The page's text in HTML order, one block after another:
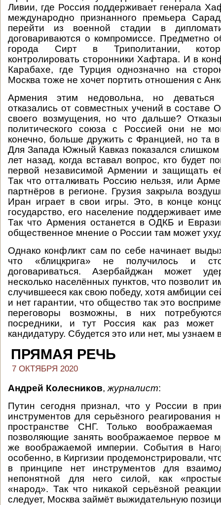
Ливии, где Россия поддерживает генерала
международно признанного премьера
перейти из военной стадии в
договариваются о компромиссе. Предметно
города Сирт в Триполитании,
контролировать сторонники Хафтара. И в
Карабахе, где Турция однозначно на
Москва тоже не хочет портить отношения с
Армения этим недовольна, но
отказались от совместных учений в составе
своего возмущения, но что дальше?
политического союза с Россией они не
конечно, больше дружить с Францией, но та
Для Запада Южный Кавказ показался
лет назад, когда вставал вопрос, кто будет
первой независимой Армении и защищать
Так что отталкивать Россию нельзя, или
партнёров в регионе. Грузия закрыла
Иран играет в свои игры. Это, в конце
государство, его население поддерживает
Так что Армения останется в ОДКБ и
общественное мнение о России там может
Однако конфликт сам по себе начинает
что «блицкрига» не получилось и
договариваться. Азербайджан может
несколько населённых пунктов, что позволит
случившееся как свою победу, хотя амбиции
и нет гарантии, что общество так это
переговоры возможны, в них
посредники, и тут Россия как раз может
кандидатуру. Сбудется это или нет, мы
ПРЯМАЯ РЕЧЬ
7 ОКТЯБРЯ 2020
Андрей Колесников, журналист:
Путин сегодня признал, что у России в
инструментов для серьёзного реагирования
пространстве СНГ. Только
позволяющие занять воображаемое первое
же воображаемой империи. События в
особенно, в Киргизии продемонстрировали,
в принципе нет инструментов для
непонятной для него силой, как
«народ». Так что никакой серьёзной
следует, Москва займёт выжидательную